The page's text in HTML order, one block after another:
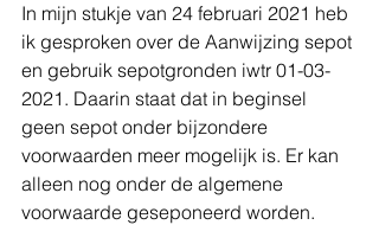
In mijn stukje van 24 februari 2021 heb
ik gesproken over de Aanwijzing sepot
en gebruik sepotgronden iwtr 01-03-
2021. Daarin staat dat in beginsel
geen sepot onder bijzondere
voorwaarden meer mogelijk is. Er kan
alleen nog onder de algemene
voorwaarde geseponeerd worden.